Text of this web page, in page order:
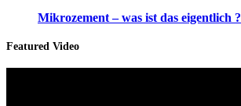
Mikrozement – was ist das eigentlich ?
Featured Video